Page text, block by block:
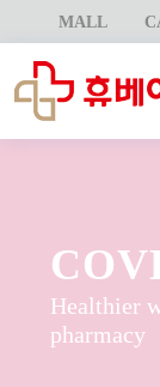
MALL
Healthier
pharmacy